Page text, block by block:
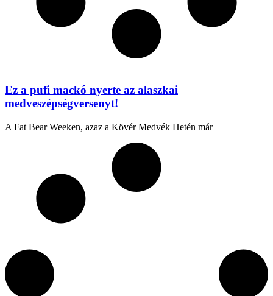
Ez a pufi mackó nyerte az alaszkai
medveszépségversenyt!
A Fat Bear Weeken, azaz a Kövér Medvék Hetén már